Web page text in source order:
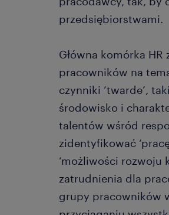
przedsiębiorstwami.
Główna komórka
pracowników na
czynniki ‘twarde’,
środowisko i
talentów wśród
zidentyfikować
‘możliwości rozwoju
zatrudnienia dla
grupy pracowników